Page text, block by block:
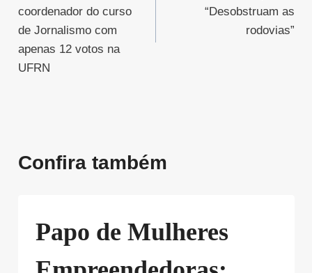
Post
coordenador do curso
de Jornalismo com
apenas 12 votos na
UFRN
“Desobstruam as
rodovias”
Confira também
Papo de Mulheres